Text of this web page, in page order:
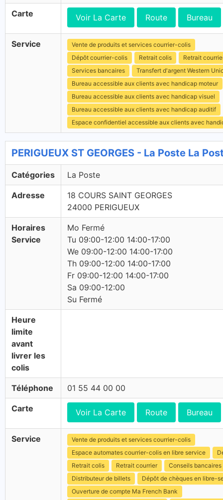
Carte Voir La Carte Route Bureau
Service
Vente de produits et services courrier-colis
Dépôt courrier-colis
Retrait colis
Retrait
Services bancaires
Transfert d'argent Western
Bureau accessible aux clients avec handicap moteur
Bureau accessible aux clients avec handicap visuel
Bureau accessible aux clients avec handicap auditif
Espace confidentiel accessible aux clients avec
PERIGUEUX ST GEORGES - La Poste La
Catégories La Poste
Adresse
18 COURS SAINT GEORGES
24000 PERIGUEUX
Horaires
Service
Mo Fermé
Tu 09:00-12:00 14:00-17:00
We 09:00-12:00 14:00-17:00
Th 09:00-12:00 14:00-17:00
Fr 09:00-12:00 14:00-17:00
Sa 09:00-12:00
Su Fermé
Heure
limite
avant
livrer les
colis
Téléphone 01 55 44 00 00
Carte Voir La Carte Route Bureau
Service
Vente de produits et services courrier-colis
Espace automates courrier-colis en libre service
Retrait colis
Retrait courrier
Conseils bancaires
Distributeur de billets
Dépôt de chèques en libre-
Ouverture de compte Ma French Bank